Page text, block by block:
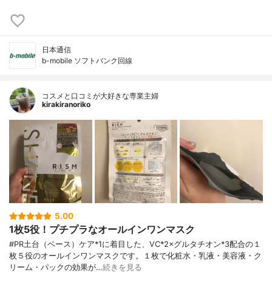
日本通信
b-mobile ソフトバンク回線
コスメと口コミが大好きな専業主婦
kirakiranoriko
5.00
1枚5役！プチプラなオールインワンマスク
#PR土台（ベース）ケア*1に着目した、VC*2×グルタチオン*3配合の１
枚５役のオールインワンマスクです。１枚で化粧水・乳液・美容液・ク
リーム・パックの効果が…続きを見る